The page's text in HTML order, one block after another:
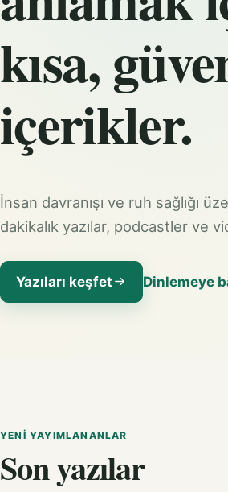
kısa,
içerikler.
İnsan davranışı ve ruh sağlığı
dakikalık yazılar, podcastler ve
Yazıları keşfet Dinlemeye
YENI YAYIMLANANLAR
Son yazılar